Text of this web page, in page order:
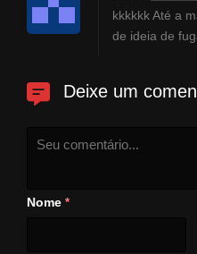
kkkkkk Até a
de ideia de
Deixe um
Nome *